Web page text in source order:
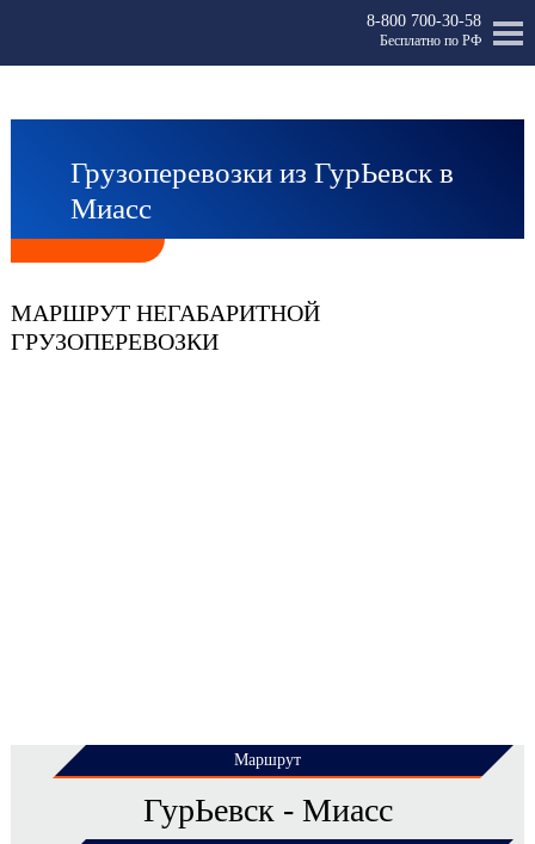
8-800 700-30-58
Бесплатно по РФ
Грузоперевозки из ГурЬевск в
Миасс
МАРШРУТ НЕГАБАРИТНОЙ
ГРУЗОПЕРЕВОЗКИ
Маршрут
ГурЬевск - Миасс